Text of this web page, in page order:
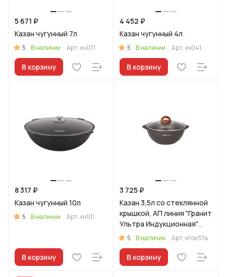
5 671 ₽
Казан чугунный 7л
5 В наличии Арт. кч071
В корзину
4 452 ₽
Казан чугунный 4л
5 В наличии Арт. кч041
В корзину
8 317 ₽
Казан чугунный 10л
5 В наличии Арт. кч101
В корзину
3 725 ₽
Казан 3,5л со стеклянной
крышкой, АП линия "Гранит
Ультра Индукционная"
(оригинальный)
5 В наличии Арт. кгои37а
В корзину